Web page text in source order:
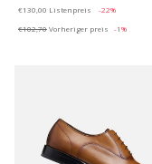
€130,00 Listenpreis
-22%
€102,70Vorheriger preis -1%